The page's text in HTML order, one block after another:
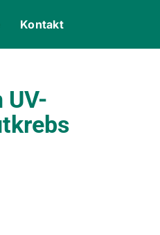
Kontakt
UV-